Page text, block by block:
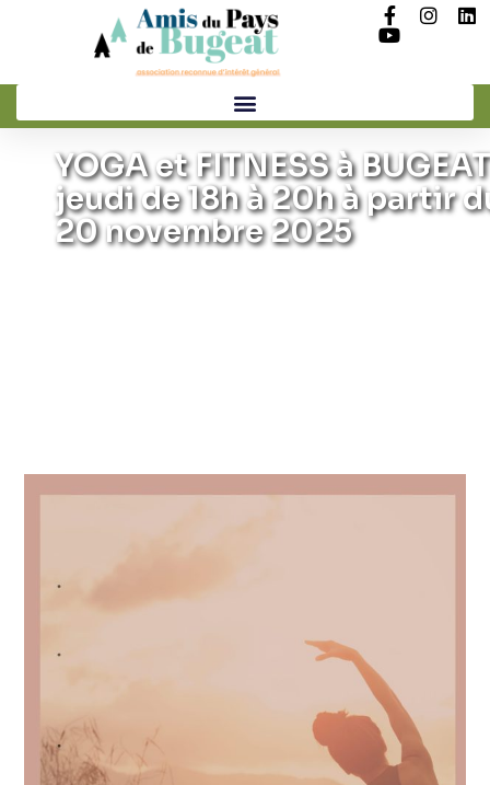
YOGA et FITNESS à
jeudi de 18h à 20h à partir
20 novembre 2025